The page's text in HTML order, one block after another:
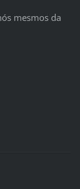
mesmos da